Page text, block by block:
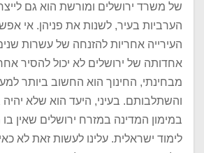
של משרד ירושלים ומורשת הוא גם לייצר
הערביות בעיר, לשנות את פניהן. אי
העירייה אחריות להזנחה של עשרות
אחדותה של ירושלים לא יכול להסיר
מבחינתי, החינוך הוא החשוב ביותר
והשתלבותם. בעיני, היעד הוא שלא
במימון המדינה במזרח ירושלים שאין
לימוד ישראלית. עלינו לעשות זאת לא